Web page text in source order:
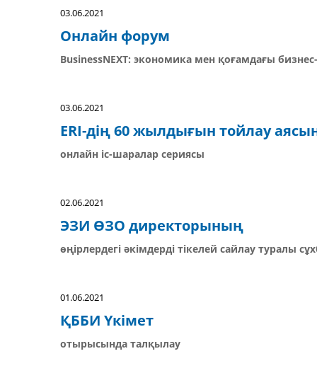
03.06.2021
Онлайн форум
BusinessNEXT: экономика мен қоғамдағы
03.06.2021
ERI-дің 60 жылдығын тойлау
онлайн іс-шаралар сериясы
02.06.2021
ЭЗИ ӨЗО директорының
өңірлердегі әкімдерді тікелей сайлау туралы
01.06.2021
ҚББИ Үкімет
отырысында талқылау